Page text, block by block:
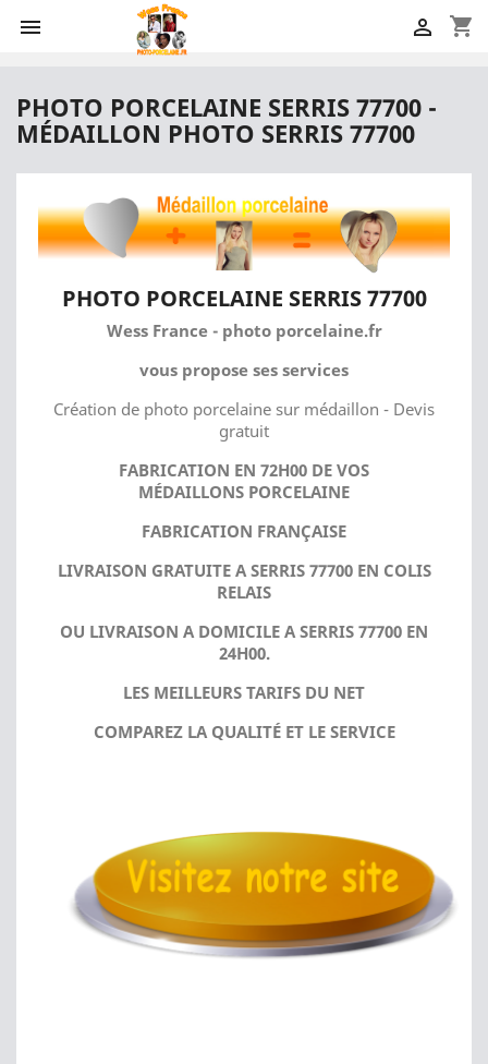
 shopping_cart

PHOTO PORCELAINE SERRIS 77700 -
MÉDAILLON PHOTO SERRIS 77700
PHOTO PORCELAINE SERRIS 77700
Wess France - photo porcelaine.fr
vous propose ses services
Création de photo porcelaine sur médaillon - Devis
gratuit
FABRICATION EN 72H00 DE VOS
MÉDAILLONS PORCELAINE
FABRICATION FRANÇAISE
LIVRAISON GRATUITE A SERRIS 77700 EN COLIS
RELAIS
OU LIVRAISON A DOMICILE A SERRIS 77700 EN
24H00.
LES MEILLEURS TARIFS DU NET
COMPAREZ LA QUALITÉ ET LE SERVICE